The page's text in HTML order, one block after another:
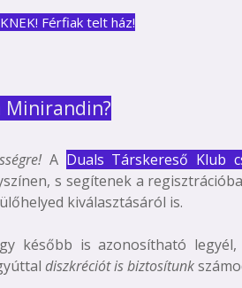
K! Férfiak telt ház!
Minirandin?
A Duals Társkereső Klub
s segítenek a
kiválasztásáról is.
később is azonosítható legyél,
diszkréciót is biztosítunk